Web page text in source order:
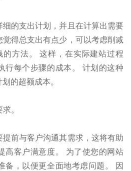
的支出计划，并且在计算出需要
得总支出有点少，可以考虑削减
方法。 这样，在实际建站过程
行每个步骤的成本。 计划的这种
的超额成本。
求。
前与客户沟通其需求，这将有助
高客户满意度。 为了使您的网站
备，以便更全面地考虑问题。 因